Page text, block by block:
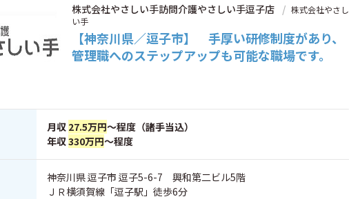
株式会社やさしい手訪問介護やさしい手逗子店
株式会社やさし
い手
【神奈川県／逗子市】 手厚い研修制度があり、
管理職へのステップアップも可能な職場です。
月収 27.5万円～程度（諸手当込）
年収330万円～程度
神奈川県 逗子市 逗子5-6-7 興和第二ビル5階
ＪＲ横須賀線「逗子駅」徒歩6分